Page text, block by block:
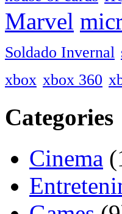
Marvel
Soldado Invernal
xbox xbox 360
Categories
Cinema